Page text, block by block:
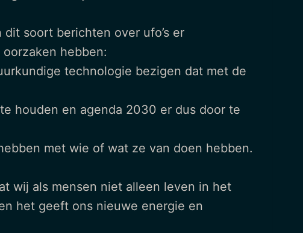
soort berichten over ufo’s er
hebben:
technologie bezigen dat met de
houden en agenda 2030 er dus door te
met wie of wat ze van doen hebben.
wij als mensen niet alleen leven in het
het geeft ons nieuwe energie en